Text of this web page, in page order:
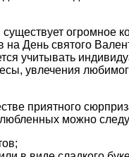
огромное
на День святого
учитывать
увлечения
приятного
можно